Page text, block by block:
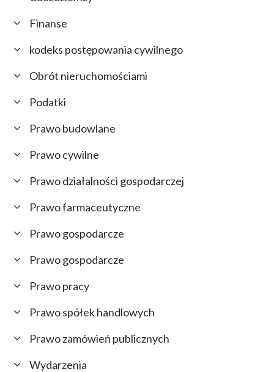
Finanse
kodeks postępowania cywilnego
Obrót nieruchomościami
Podatki
Prawo budowlane
Prawo cywilne
Prawo działalności gospodarczej
Prawo farmaceutyczne
Prawo gospodarcze
Prawo gospodarcze
Prawo pracy
Prawo spółek handlowych
Prawo zamówień publicznych
Wydarzenia